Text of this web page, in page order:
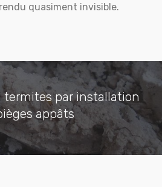
quasiment invisible.
termites par installation
appâts